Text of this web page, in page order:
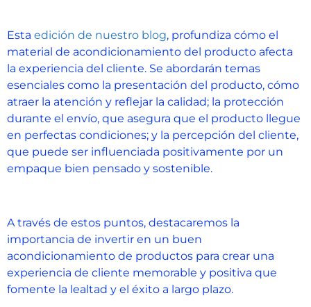
Esta edición de nuestro blog, profundiza cómo el
material de acondicionamiento del producto afecta
la experiencia del cliente. Se abordarán temas
esenciales como la presentación del producto, cómo
atraer la atención y reflejar la calidad; la protección
durante el envío, que asegura que el producto llegue
en perfectas condiciones; y la percepción del cliente,
que puede ser influenciada positivamente por un
empaque bien pensado y sostenible.
A través de estos puntos, destacaremos la
importancia de invertir en un buen
acondicionamiento de productos para crear una
experiencia de cliente memorable y positiva que
fomente la lealtad y el éxito a largo plazo.